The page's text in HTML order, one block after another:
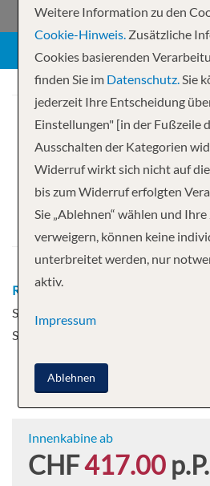
Ihre
4 Nächte
Abfahrt
RouteGalveston - Transfer zu Ihrem
Schiff - Cozumel - Transfer zu Ihrem
Schiff - Galveston
Innenkabine ab
CHF417.00 p.P.
Weitere Information zu den
Cookie-Hinweis. Zusätzliche
Cookies basierenden
finden Sie im Datenschutz.Sie
jederzeit Ihre Entscheidung
Einstellungen" [in der Fußzeile
Ausschalten der Kategorien
Widerruf wirkt sich nicht auf
bis zum Widerruf erfolgten
Sie „Ablehnen“ wählen und
verweigern, können keine
unterbreitet werden, nur
aktiv.
Impressum
Ablehnen